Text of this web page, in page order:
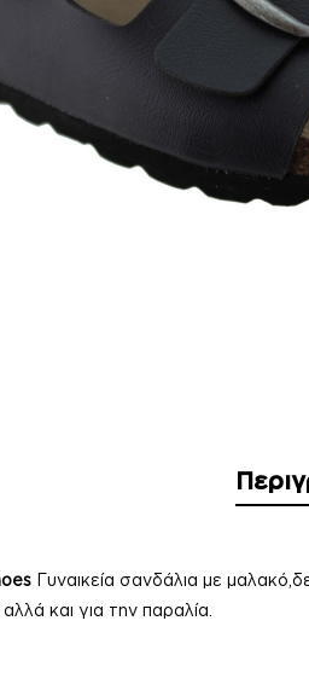
Γυναικεία σανδάλια με
και για την παραλία.